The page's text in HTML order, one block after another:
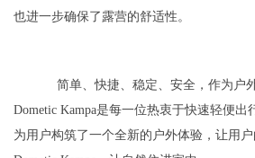
也进一步确保了露营的舒适性。
简单、快捷、稳定、安全，作为户
Dometic Kampa是每一位热衷于快速轻便
为用户构筑了一个全新的户外体验，让用户